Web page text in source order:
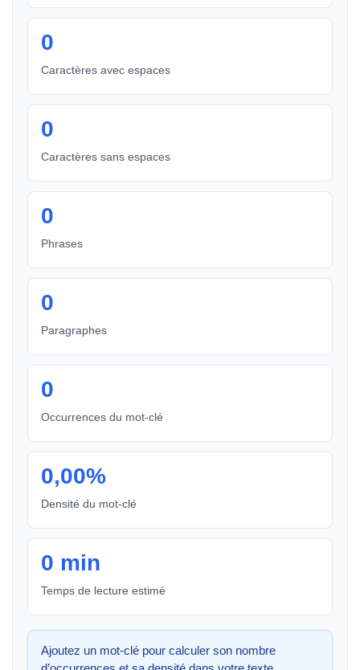
0
Caractères avec espaces
0
Caractères sans espaces
0
Phrases
0
Paragraphes
0
Occurrences du mot-clé
0,00%
Densité du mot-clé
0 min
Temps de lecture estimé
Ajoutez un mot-clé pour calculer son nombre